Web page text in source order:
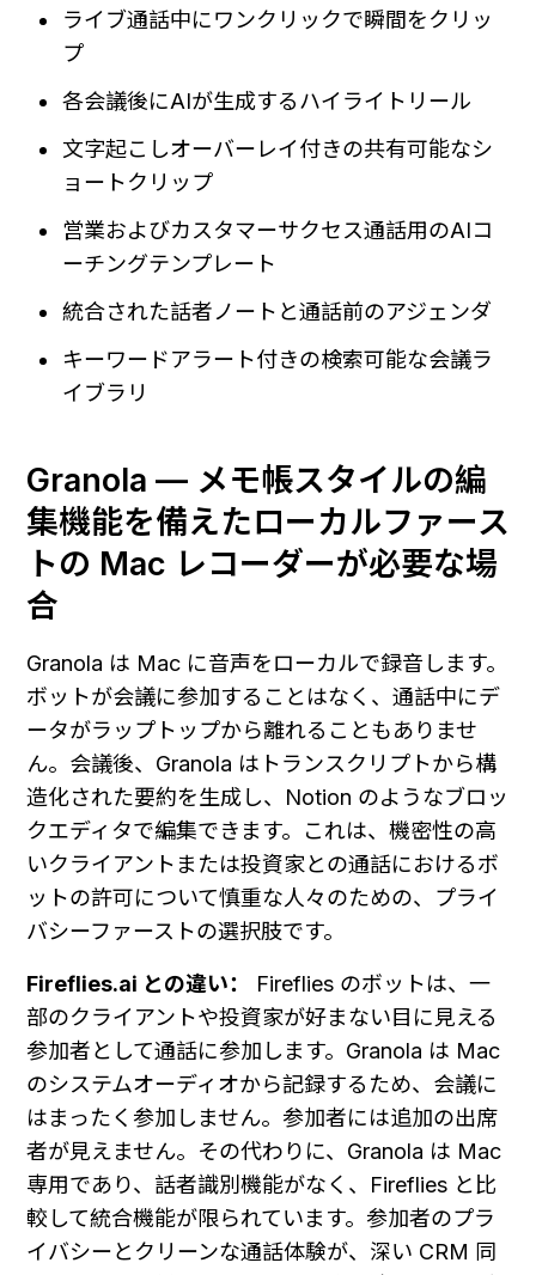
ライブ通話中にワンクリックで瞬間をクリッ
プ
各会議後にAIが生成するハイライトリール
文字起こしオーバーレイ付きの共有可能なシ
ョートクリップ
営業およびカスタマーサクセス通話用のAIコ
ーチングテンプレート
統合された話者ノートと通話前のアジェンダ
キーワードアラート付きの検索可能な会議ラ
イブラリ
Granola — メモ帳スタイルの編
集機能を備えたローカルファース
トの Mac レコーダーが必要な場
合
Granola は Mac に音声をローカルで録音します。
ボットが会議に参加することはなく、通話中にデ
ータがラップトップから離れることもありませ
ん。会議後、Granola はトランスクリプトから構
造化された要約を生成し、Notion のようなブロッ
クエディタで編集できます。これは、機密性の高
いクライアントまたは投資家との通話におけるボ
ットの許可について慎重な人々のための、プライ
バシーファーストの選択肢です。
Fireflies.ai との違い：
Fireflies のボットは、一
部のクライアントや投資家が好まない目に見える
参加者として通話に参加します。Granola は Mac
のシステムオーディオから記録するため、会議に
はまったく参加しません。参加者には追加の出席
者が見えません。その代わりに、Granola は Mac
専用であり、話者識別機能がなく、Fireflies と比
較して統合機能が限られています。参加者のプラ
イバシーとクリーンな通話体験が、深い CRM 同